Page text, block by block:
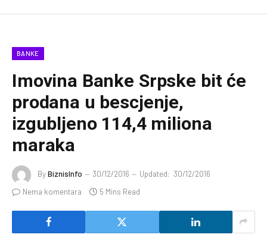
BANKE
Imovina Banke Srpske bit će
prodana u bescjenje,
izgubljeno 114,4 miliona
maraka
ByBiznisInfo 30/12/2016 Updated: 30/12/2016
Nema komentara
5 Mins Read